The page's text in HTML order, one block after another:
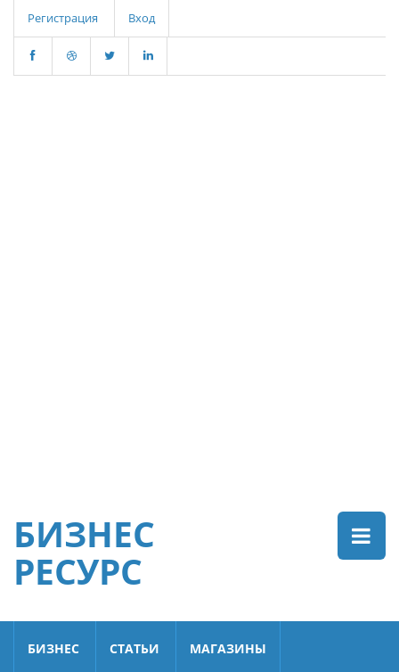
Регистрация Вход
БИЗНЕС
РЕСУРС
БИЗНЕС СТАТЬИ МАГАЗИНЫ